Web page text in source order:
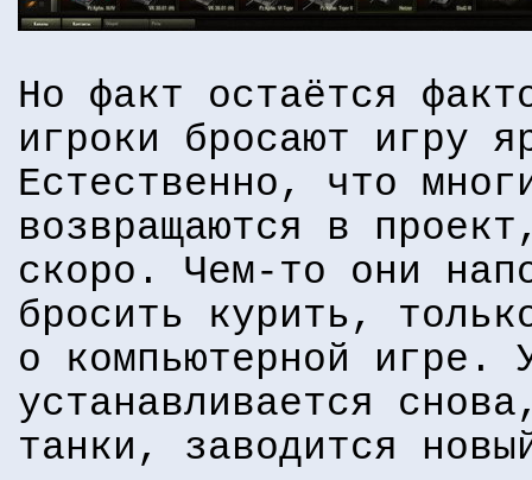
Но факт остаётся
игроки бросают игру
Естественно, что
возвращаются в
скоро. Чем-то они
бросить курить,
о компьютерной игре.
устанавливается
танки, заводится